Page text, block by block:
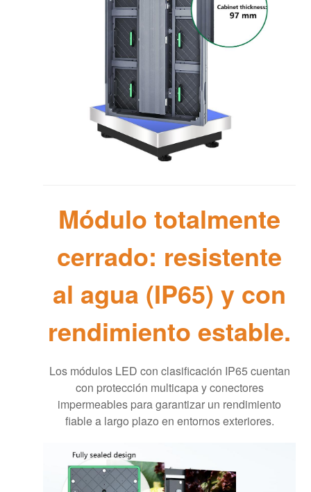
Módulo totalmente
cerrado: resistente
al agua (IP65) y con
rendimiento estable.
Los módulos LED con clasificación IP65 cuentan
con protección multicapa y conectores
impermeables para garantizar un rendimiento
fiable a largo plazo en entornos exteriores.